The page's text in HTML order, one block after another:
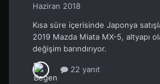
Haziran 2018
Kısa süre içerisinde Japonya
2019 Mazda Miata MX-5, altyapı
değişim barındırıyor.
22 yanıt